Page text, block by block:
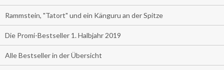
Rammstein, "Tatort" und ein Känguru an der Spitze
Die Promi-Bestseller 1. Halbjahr 2019
Alle Bestseller in der Übersicht